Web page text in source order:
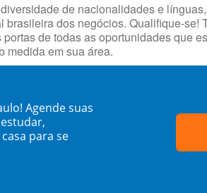
de nacionalidades e
dos negócios. Qualifique-se!
de todas as oportunidades que
medida em sua área.
Agende suas
para se